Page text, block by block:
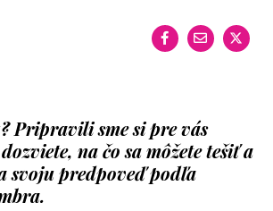
Pripravili sme si pre vás
na čo sa môžete tešiť a
svoju predpoveď podľa